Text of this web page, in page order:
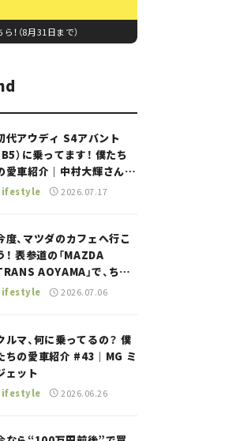
！（8月31日まで）
代アウディ S4アバント
B5）に乗ってます！ 僕たち
愛車紹介｜中村大輝さん
瀬イオナと嶋田智之の
2026.07.17
度、マツダのカフェへ行こ
！ 表参道の「MAZDA
AOYAMA」で、ちょ
とひと息。——連載｜CCG
2026.07.06
ルマ、何に乗ってるの？ 僕
ちの愛車紹介 #43｜MG ミ
ェット
2026.06.26